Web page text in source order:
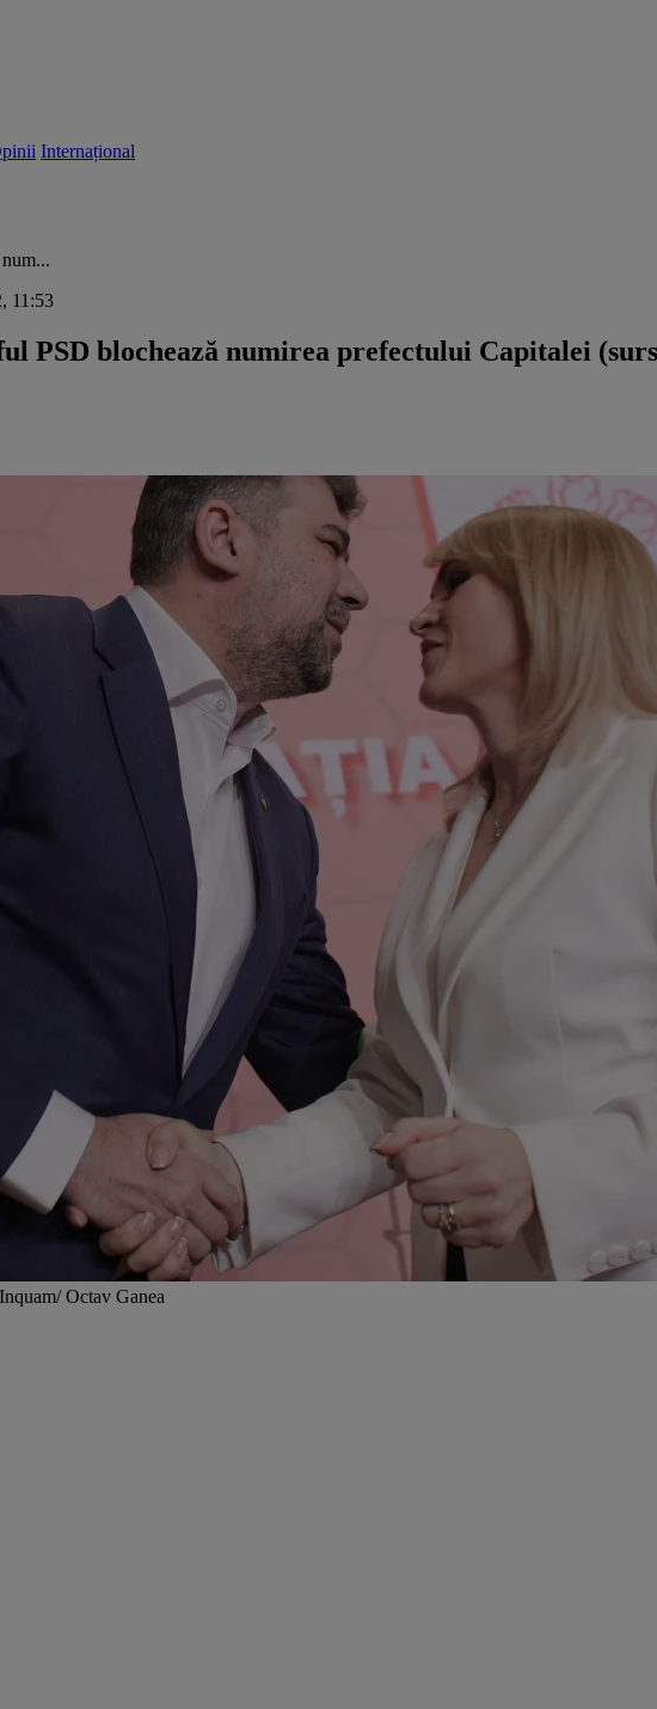
Internațional
11:53
PSD blochează numirea prefectului Capitalei
Octav Ganea